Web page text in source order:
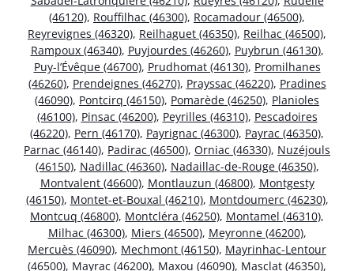
(46120), Rouffilhac (46300), Rocamadour (46500),
Reyrevignes (46320), Reilhaguet (46350), Reilhac (46500),
Rampoux (46340), Puyjourdes (46260), Puybrun (46130),
Puy-l’Évêque (46700), Prudhomat (46130), Promilhanes
(46260), Prendeignes (46270), Prayssac (46220), Pradines
(46090), Pontcirq (46150), Pomarède (46250), Planioles
(46100), Pinsac (46200), Peyrilles (46310), Pescadoires
(46220), Pern (46170), Payrignac (46300), Payrac (46350),
Parnac (46140), Padirac (46500), Orniac (46330), Nuzéjouls
(46150), Nadillac (46360), Nadaillac-de-Rouge (46350),
Montvalent (46600), Montlauzun (46800), Montgesty
(46150), Montet-et-Bouxal (46210), Montdoumerc (46230),
Montcuq (46800), Montcléra (46250), Montamel (46310),
Milhac (46300), Miers (46500), Meyronne (46200),
Mercuès (46090), Mechmont (46150), Mayrinhac-Lentour
(46500), Mayrac (46200), Maxou (46090), Masclat (46350),